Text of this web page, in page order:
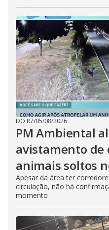
DO R7/05/08/2026
PM Ambiental
avistamento de
animais soltos
Apesar da área ter
circulação, não há
momento